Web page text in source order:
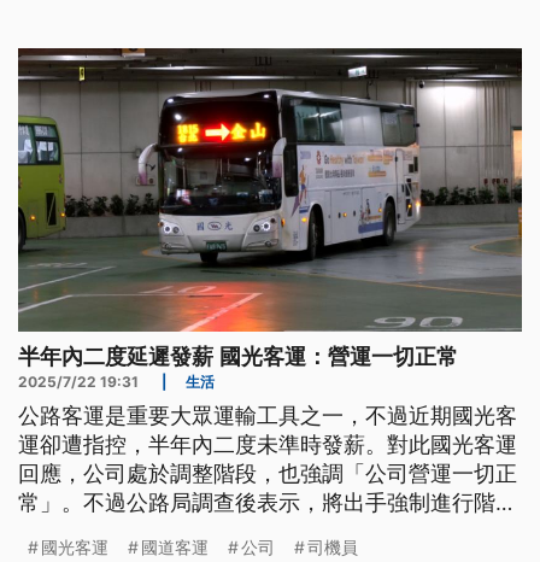
半年內二度延遲發薪 國光客運：營運一切正常
2025/7/22 19:31 生活
公路客運是重要大眾運輸工具之一，不過近期國光客
運卻遭指控，半年內二度未準時發薪。對此國光客運
回應，公司處於調整階段，也強調「公司營運一切正
常」。不過公路局調查後表示，將出手強制進行階段
國光客運 國道客運 公司 司機員